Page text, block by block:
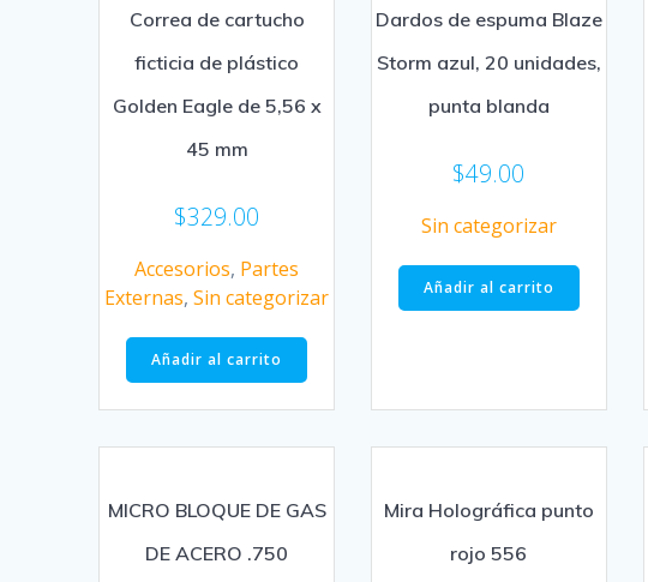
Correa de cartucho
ficticia de plástico
Golden Eagle de 5,56 x
45 mm
$329.00
Accesorios, Partes
Externas,Sin categorizar
Añadir al carrito
Dardos de espuma Blaze
Storm azul, 20 unidades,
punta blanda
$49.00
Sin categorizar
Añadir al carrito
MICRO BLOQUE DE GAS
DE ACERO .750
Mira Holográfica punto
rojo 556